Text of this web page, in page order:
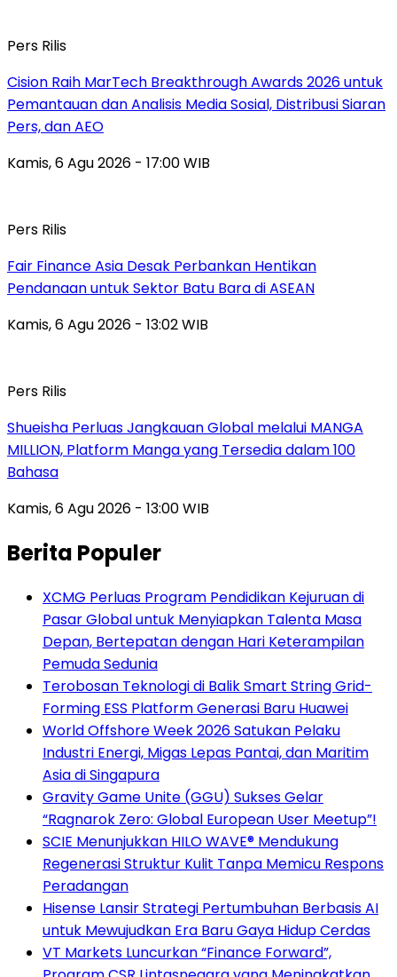
Pers Rilis
Cision Raih MarTech Breakthrough Awards 2026 untuk
Pemantauan dan Analisis Media Sosial, Distribusi Siaran
Pers, dan AEO
Kamis, 6 Agu 2026 - 17:00 WIB
Pers Rilis
Fair Finance Asia Desak Perbankan Hentikan
Pendanaan untuk Sektor Batu Bara di ASEAN
Kamis, 6 Agu 2026 - 13:02 WIB
Pers Rilis
Shueisha Perluas Jangkauan Global melalui MANGA
MILLION, Platform Manga yang Tersedia dalam 100
Bahasa
Kamis, 6 Agu 2026 - 13:00 WIB
Berita Populer
XCMG Perluas Program Pendidikan Kejuruan di
Pasar Global untuk Menyiapkan Talenta Masa
Depan, Bertepatan dengan Hari Keterampilan
Pemuda Sedunia
Terobosan Teknologi di Balik Smart String Grid-
Forming ESS Platform Generasi Baru Huawei
World Offshore Week 2026 Satukan Pelaku
Industri Energi, Migas Lepas Pantai, dan Maritim
Asia di Singapura
Gravity Game Unite (GGU) Sukses Gelar
“Ragnarok Zero: Global European User Meetup”!
SCIE Menunjukkan HILO WAVE® Mendukung
Regenerasi Struktur Kulit Tanpa Memicu Respons
Peradangan
Hisense Lansir Strategi Pertumbuhan Berbasis AI
untuk Mewujudkan Era Baru Gaya Hidup Cerdas
VT Markets Luncurkan “Finance Forward”,